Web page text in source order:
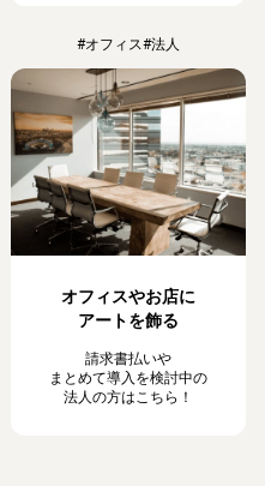
#オフィス#法人
オフィスやお店に
アートを飾る
請求書払いや
まとめて導入を検討中の
法人の方はこちら！